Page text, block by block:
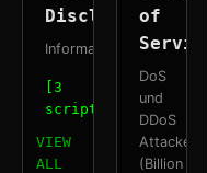
Disclosure
Informationsbeschaffung
[3
scripts]
VIEW
ALL
of
Service
DoS
und
DDoS
Attacken
(Billion